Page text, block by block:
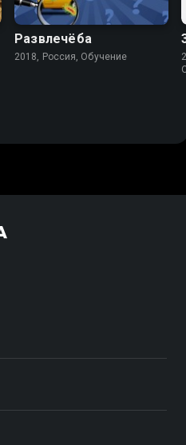
Развлечёба
2018, Россия, Обучение